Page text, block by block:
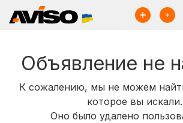
Объявление не
К сожалению, мы не можем
которое вы искали.
Оно было удалено